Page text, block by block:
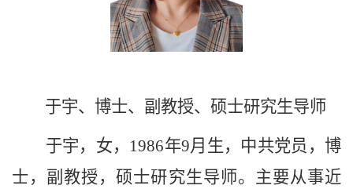
于宇、博士、副教授、硕士研究生导师
于宇，女，1986年9月生，中共党员，博
士，副教授，硕士研究生导师。主要从事近